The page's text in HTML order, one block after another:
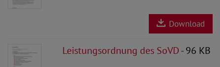
Download
Leistungsordnung des SoVD- 96 KB